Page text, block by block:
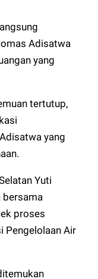
Adisatwa
yang
tertutup,
yang
Yuti
bersama
proses
Pengelolaan Air